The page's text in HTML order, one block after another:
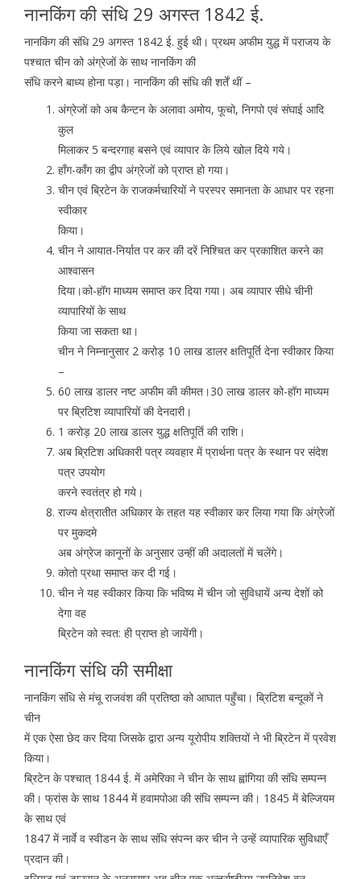
नानकिंग की संधि 29 अगस्त 1842 ई.
नानकिंग की संधि 29 अगस्त 1842 ई. हुई थी। प्रथम अफीम युद्ध में पराजय के
पश्चात चीन को अंग्रेजों के साथ नानकिंग की
संधि करने बाध्य होना पड़ा। नानकिंग की संधि की शर्तें थीं –
अंग्रेजों को अब कैन्टन के अलावा अमोय, फूचो, निगपो एवं संघाई आदि
कुल
मिलाकर 5 बन्दरगाह बसने एवं व्यापार के लिये खोल दिये गये।
हाँग-काँग का द्वीप अंग्रेजों को प्राप्त हो गया।
चीन एवं ब्रिटेन के राजकर्मचारियों ने परस्पर समानता के आधार पर रहना
स्वीकार
किया।
चीन ने आयात-निर्यात पर कर की दरें निश्चित कर प्रकाशित करने का
आश्वासन
दिया।को-हॉग माध्यम समाप्त कर दिया गया। अब व्यापार सीधे चीनी
व्यापारियों के साथ
किया जा सकता था।
चीन ने निम्नानुसार 2 करोड़ 10 लाख डालर क्षतिपूर्ति देना स्वीकार किया
–
60 लाख डालर नष्ट अफीम की कीमत।30 लाख डालर को-हॉग माध्यम
पर ब्रिटिश व्यापारियों की देनदारी।
1 करोड़ 20 लाख डालर युद्ध क्षतिपूर्ति की राशि।
अब ब्रिटिश अधिकारी पत्र व्यवहार में प्रार्थना पत्र के स्थान पर संदेश
पत्र उपयोग
करने स्वतंत्र हो गये।
राज्य क्षेत्रातीत अधिकार के तहत यह स्वीकार कर लिया गया कि अंग्रेजों
पर मुकदमे
अब अंग्रेज कानूनों के अनुसार उन्हीं की अदालतों में चलेंगे।
कोतो प्रथा समाप्त कर दी गई।
चीन ने यह स्वीकार किया कि भविष्य में चीन जो सुविधायें अन्य देशों को
देगा वह
ब्रिटेन को स्वत: ही प्राप्त हो जायेंगी।
नानकिंग संधि की समीक्षा
नानकिंग संधि से मंचू राजवंश की प्रतिष्ठा को आघात पहुँचा। ब्रिटिश बन्दूकों ने
चीन
में एक ऐसा छेद कर दिया जिसके द्वारा अन्य यूरोपीय शक्तियों ने भी ब्रिटेन में प्रवेश
किया।
ब्रिटेन के पश्चात् 1844 ई. में अमेरिका ने चीन के साथ ह्वांगिया की संधि सम्पन्न
की। फ्रांस के साथ 1844 में हवामपोआ की संधि सम्पन्न की। 1845 में बेल्जियम
के साथ एवं
1847 में नार्वे व स्वीडन के साथ संधि संपन्न कर चीन ने उन्हें व्यापारिक सुविधाएँ
प्रदान की।